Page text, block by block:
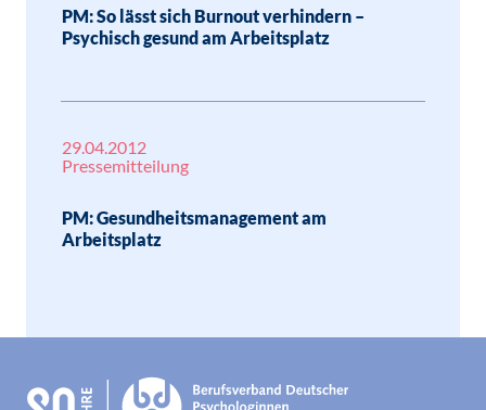
PM: So lässt sich Burnout verhindern –
Psychisch gesund am Arbeitsplatz
29.04.2012
Pressemitteilung
PM: Gesundheitsmanagement am
Arbeitsplatz